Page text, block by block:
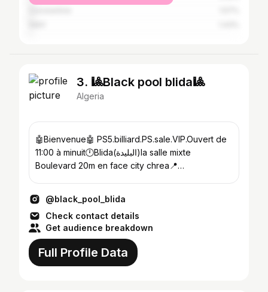
3. 🎱Black pool blida🎱
Algeria
🤖Bienvenue🤖 PS5.billiard.PS.sale.VIP.Ouvert de
11:00 à minuit🕛Blida(البليدة)la salle mixte
Boulevard 20m en face city chrea📍
@black_pool_blida
Check contact details
Get audience breakdown
Full Profile Data